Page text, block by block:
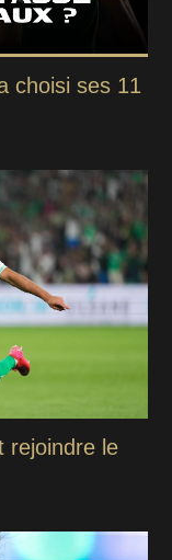
choisi ses 11
rejoindre le